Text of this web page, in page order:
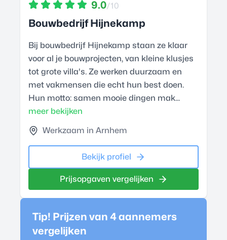
9.0/10
Bouwbedrijf Hijnekamp
Bij bouwbedrijf Hijnekamp staan ze klaar
voor al je bouwprojecten, van kleine klusjes
tot grote villa's. Ze werken duurzaam en
met vakmensen die echt hun best doen.
Hun motto: samen mooie dingen mak...
meer bekijken
Werkzaam in Arnhem
Bekijk profiel
Prijsopgaven vergelijken
Tip! Prijzen van 4 aannemers
vergelijken